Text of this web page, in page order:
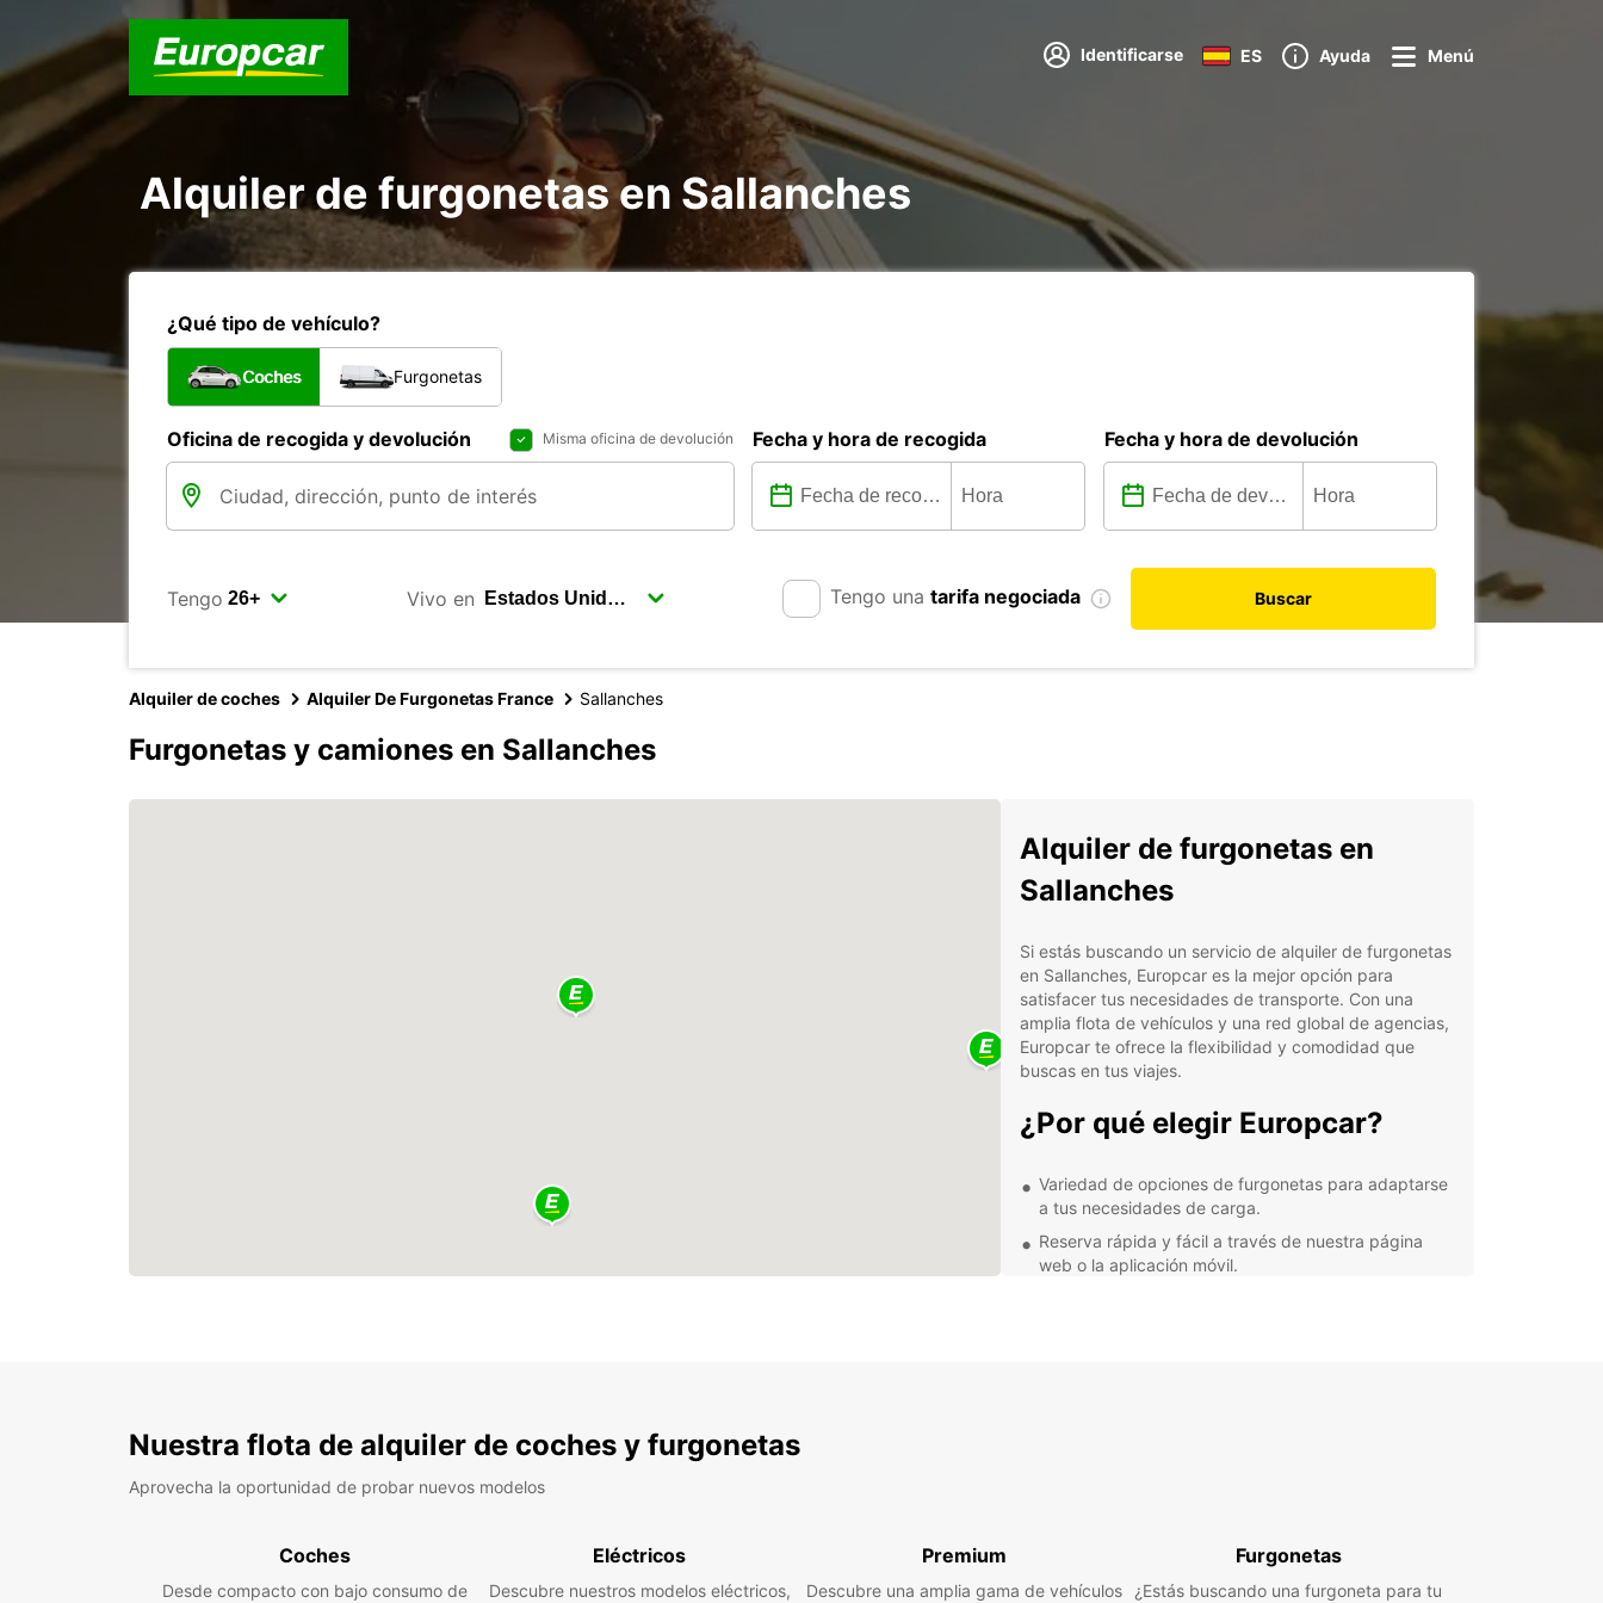
Identificarse ES Ayuda Menú
Alquiler de furgonetas en Sallanches
¿Qué tipo de vehículo?
Coches Furgonetas
Oficina de recogida y devolución Misma oficina de devolución Fecha y hora de recogida Fecha y hora de devolución
Tengo Vivo en Tengo una tarifa negociada Buscar
Alquiler de coches Alquiler De Furgonetas France Sallanches
Furgonetas y camiones en Sallanches
Alquiler de furgonetas en
Sallanches
Si estás buscando un servicio de alquiler de furgonetas
en Sallanches, Europcar es la mejor opción para
satisfacer tus necesidades de transporte. Con una
amplia flota de vehículos y una red global de agencias,
Europcar te ofrece la flexibilidad y comodidad que
buscas en tus viajes.
¿Por qué elegir Europcar?
Variedad de opciones de furgonetas para adaptarse
a tus necesidades de carga.
Reserva rápida y fácil a través de nuestra página
web o la aplicación móvil.
para satisfacer tus necesidades de transporte en
Sallanches y más allá.
Nuestra flota de alquiler de coches y furgonetas
Aprovecha la oportunidad de probar nuevos modelos
Coches
Desde compacto con bajo consumo de
Eléctricos
Descubre nuestros modelos eléctricos,
Premium
Descubre una amplia gama de vehículos
Furgonetas
¿Estás buscando una furgoneta para tu